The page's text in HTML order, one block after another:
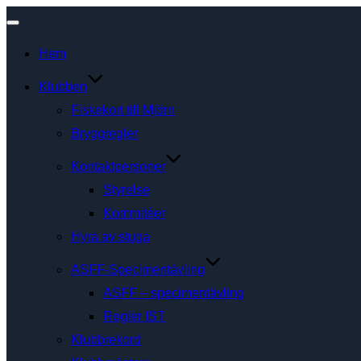
på/av
navigering
Hem
Klubben
Fiskekort till Mjörn
Bryggregler
Kontaktpersoner
Styrelse
Kommitéer
Hyra av stuga
ASFF-Specimentävling
ASFF – specimentävling
Regler IST
Klubbrekord